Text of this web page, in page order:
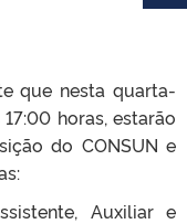
que nesta quarta-
horas, estarão
do CONSUN e
Auxiliar e